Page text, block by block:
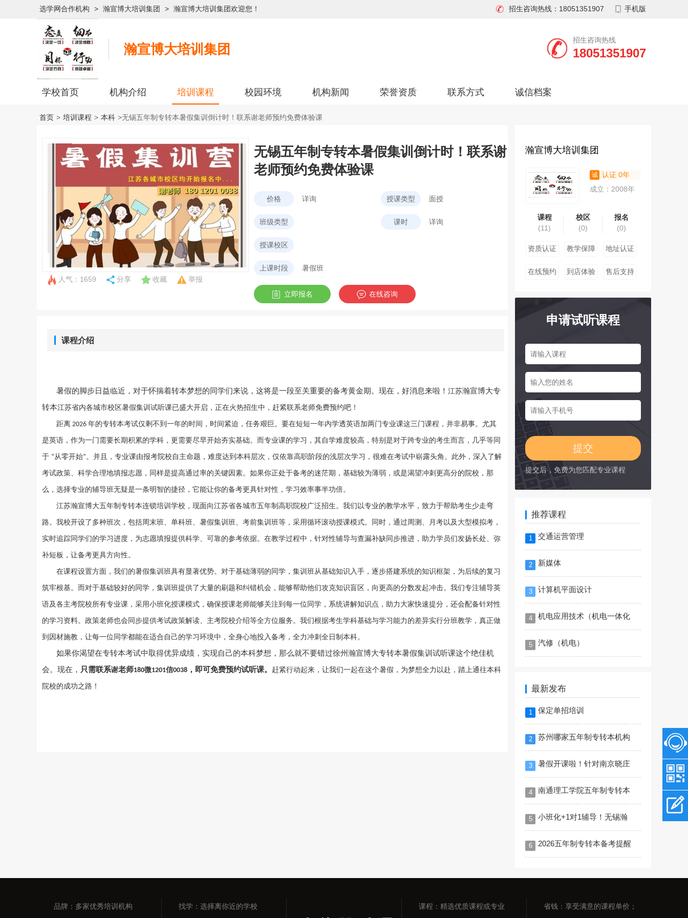
选学网合作机构 > 瀚宣博大培训集团 > 瀚宣博大培训集团欢迎您！ 招生咨询热线：18051351907 手机版
瀚宣博大培训集团
招生咨询热线
18051351907
学校首页 机构介绍 培训课程 校园环境 机构新闻 荣誉资质 联系方式 诚信档案
首页 > 培训课程 > 本科 >无锡五年制专转本暑假集训倒计时！联系谢老师预约免费体验课
人气：1659 分享 收藏 举报
无锡五年制专转本暑假集训倒计时！联系谢
老师预约免费体验课
价格 详询 授课类型 面授
班级类型 课时 详询
授课校区
上课时段 暑假班
立即报名 在线咨询
课程介绍
暑假的脚步日益临近，对于怀揣着转本梦想的同学们来说，这将是一段至关重要的备考黄金期。现在，好消息来啦！ 江苏瀚宣博大专
转本江苏省内各城市校区暑假集训试听课已盛大开启，正在火热招生中，赶紧联系老师免费预约吧！
距离 2026 年的专转本考试仅剩不到一年的时间，时间紧迫，任务艰巨。要在短短一年内学透英语加两门专业课这三门课程，并非易事。尤其
是英语，作为一门需要长期积累的学科，更需要尽早开始夯实基础。而专业课的学习，其自学难度较高，特别是对于跨专业的考生而言，几乎等同
于 “从零开始”。并且，专业课由报考院校自主命题，难度达到本科层次，仅依靠高职阶段的浅层次学习，很难在考试中崭露头角。此外，深入了解
考试政策、科学合理地填报志愿，同样是提高通过率的关键因素。如果你正处于备考的迷茫期，基础较为薄弱，或是渴望冲刺更高分的院校，那
么，选择专业的辅导班无疑是一条明智的捷径，它能让你的备考更具针对性，学习效率事半功倍。
江苏瀚宣博大五年制专转本连锁培训学校，现面向江苏省各城市五年制高职院校广泛招生。我们以专业的教学水平，致力于帮助考生少走弯
路。我校开设了多种班次，包括周末班、单科班、暑假集训班、考前集训班等，采用循环滚动授课模式。同时，通过周测、月考以及大型模拟考，
实时追踪同学们的学习进度，为志愿填报提供科学、可靠的参考依据。在教学过程中，针对性辅导与查漏补缺同步推进，助力学员们发扬长处、弥
补短板，让备考更具方向性。
在课程设置方面，我们的暑假集训班具有显著优势。对于基础薄弱的同学，集训班从基础知识入手，逐步搭建系统的知识框架，为后续的复习
筑牢根基。而对于基础较好的同学，集训班提供了大量的刷题和纠错机会，能够帮助他们攻克知识盲区，向更高的分数发起冲击。我们专注辅导英
语及各主考院校所有专业课，采用小班化授课模式，确保授课老师能够关注到每一位同学，系统讲解知识点，助力大家快速提分，还会配备针对性
的学习资料。政策老师也会同步提供考试政策解读、主考院校介绍等全方位服务。我们根据考生学科基础与学习能力的差异实行分班教学，真正做
到因材施教，让每一位同学都能在适合自己的学习环境中，全身心地投入备考，全力冲刺全日制本科。
如果你渴望在专转本考试中取得优异成绩，实现自己的本科梦想，那么就不要错过徐州瀚宣博大专转本暑假集训试听课这个绝佳机
会。现在， 只需联系谢老师180微1201信0038 ，即可免费预约试听课。 赶紧行动起来，让我们一起在这个暑假，为梦想全力以赴，踏上通往本科
院校的成功之路！
瀚宣博大培训集团
认证 0年
成立：2008年
课程
(11)
校区
(0)
报名
(0)
资质认证 教学保障 地址认证
在线预约 到店体验 售后支持
申请试听课程
提交后，免费为您匹配专业课程
推荐课程
1 交通运营管理
2 新媒体
3 计算机平面设计
4 机电应用技术（机电一体化
5 汽修（机电）
最新发布
1 保定单招培训
2 苏州哪家五年制专转本机构
3 暑假开课啦！针对南京晓庄
4 南通理工学院五年制专转本
5 小班化+1对1辅导！无锡瀚
6 2026五年制专转本备考提醒
品牌：多家优秀培训机构
找学：选择离你近的学校
课程：精选优质课程或专业
省钱：享受满意的课程单价；